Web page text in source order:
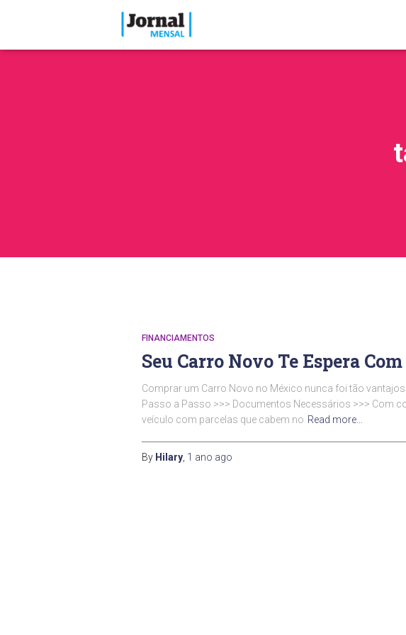
FINANCIAMENTOS
Seu Carro Novo Te Espera
Comprar um Carro Novo no México nunca foi tão
Passo a Passo >>> Documentos Necessários >>> Com
veículo com parcelas que cabem no Read more…
By Hilary, 1 ano ago